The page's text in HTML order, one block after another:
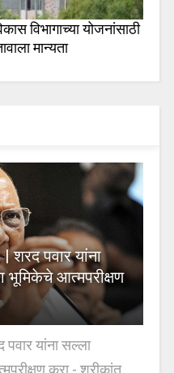
विभागाच्या योजनांसाठी
मान्यता
पवार यांना
भूमिकेचे आत्मपरीक्षण
यांना सल्ला
करा - श्रीकांत